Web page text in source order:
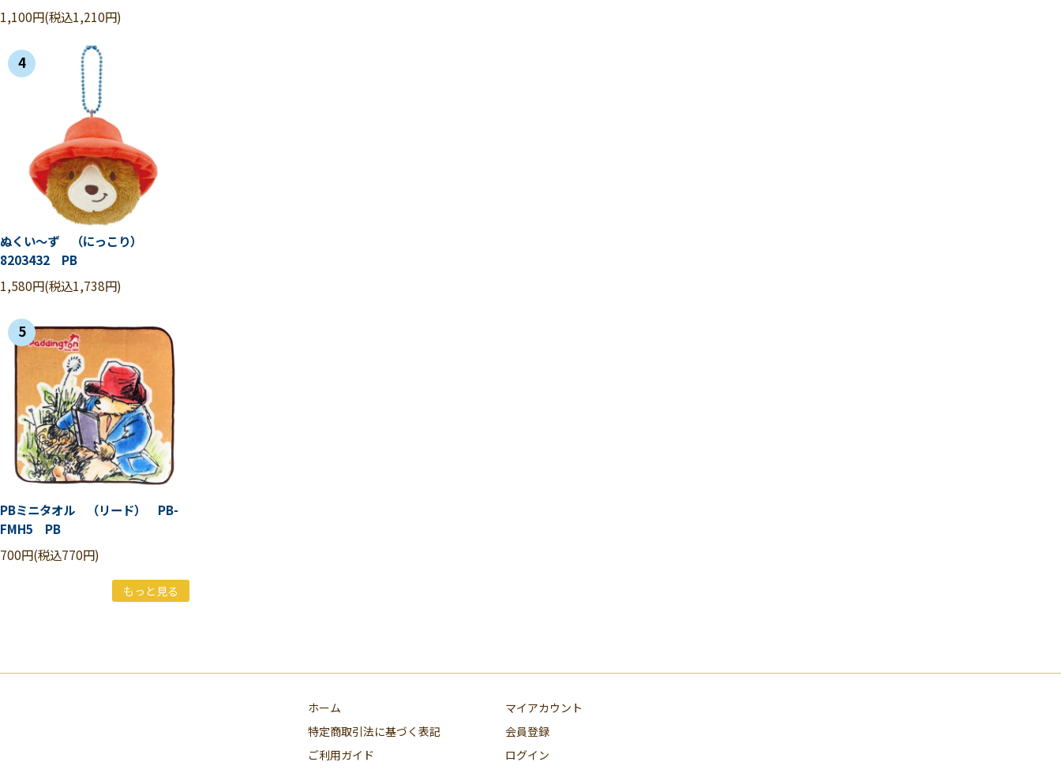
1,100円(税込1,210円)
4
ぬくい～ず （にっこり）
8203432 PB
1,580円(税込1,738円)
5
PBミニタオル （リード） PB-
FMH5 PB
700円(税込770円)
もっと見る
ホーム
特定商取引法に基づく表記
ご利用ガイド
マイアカウント
会員登録
ログイン